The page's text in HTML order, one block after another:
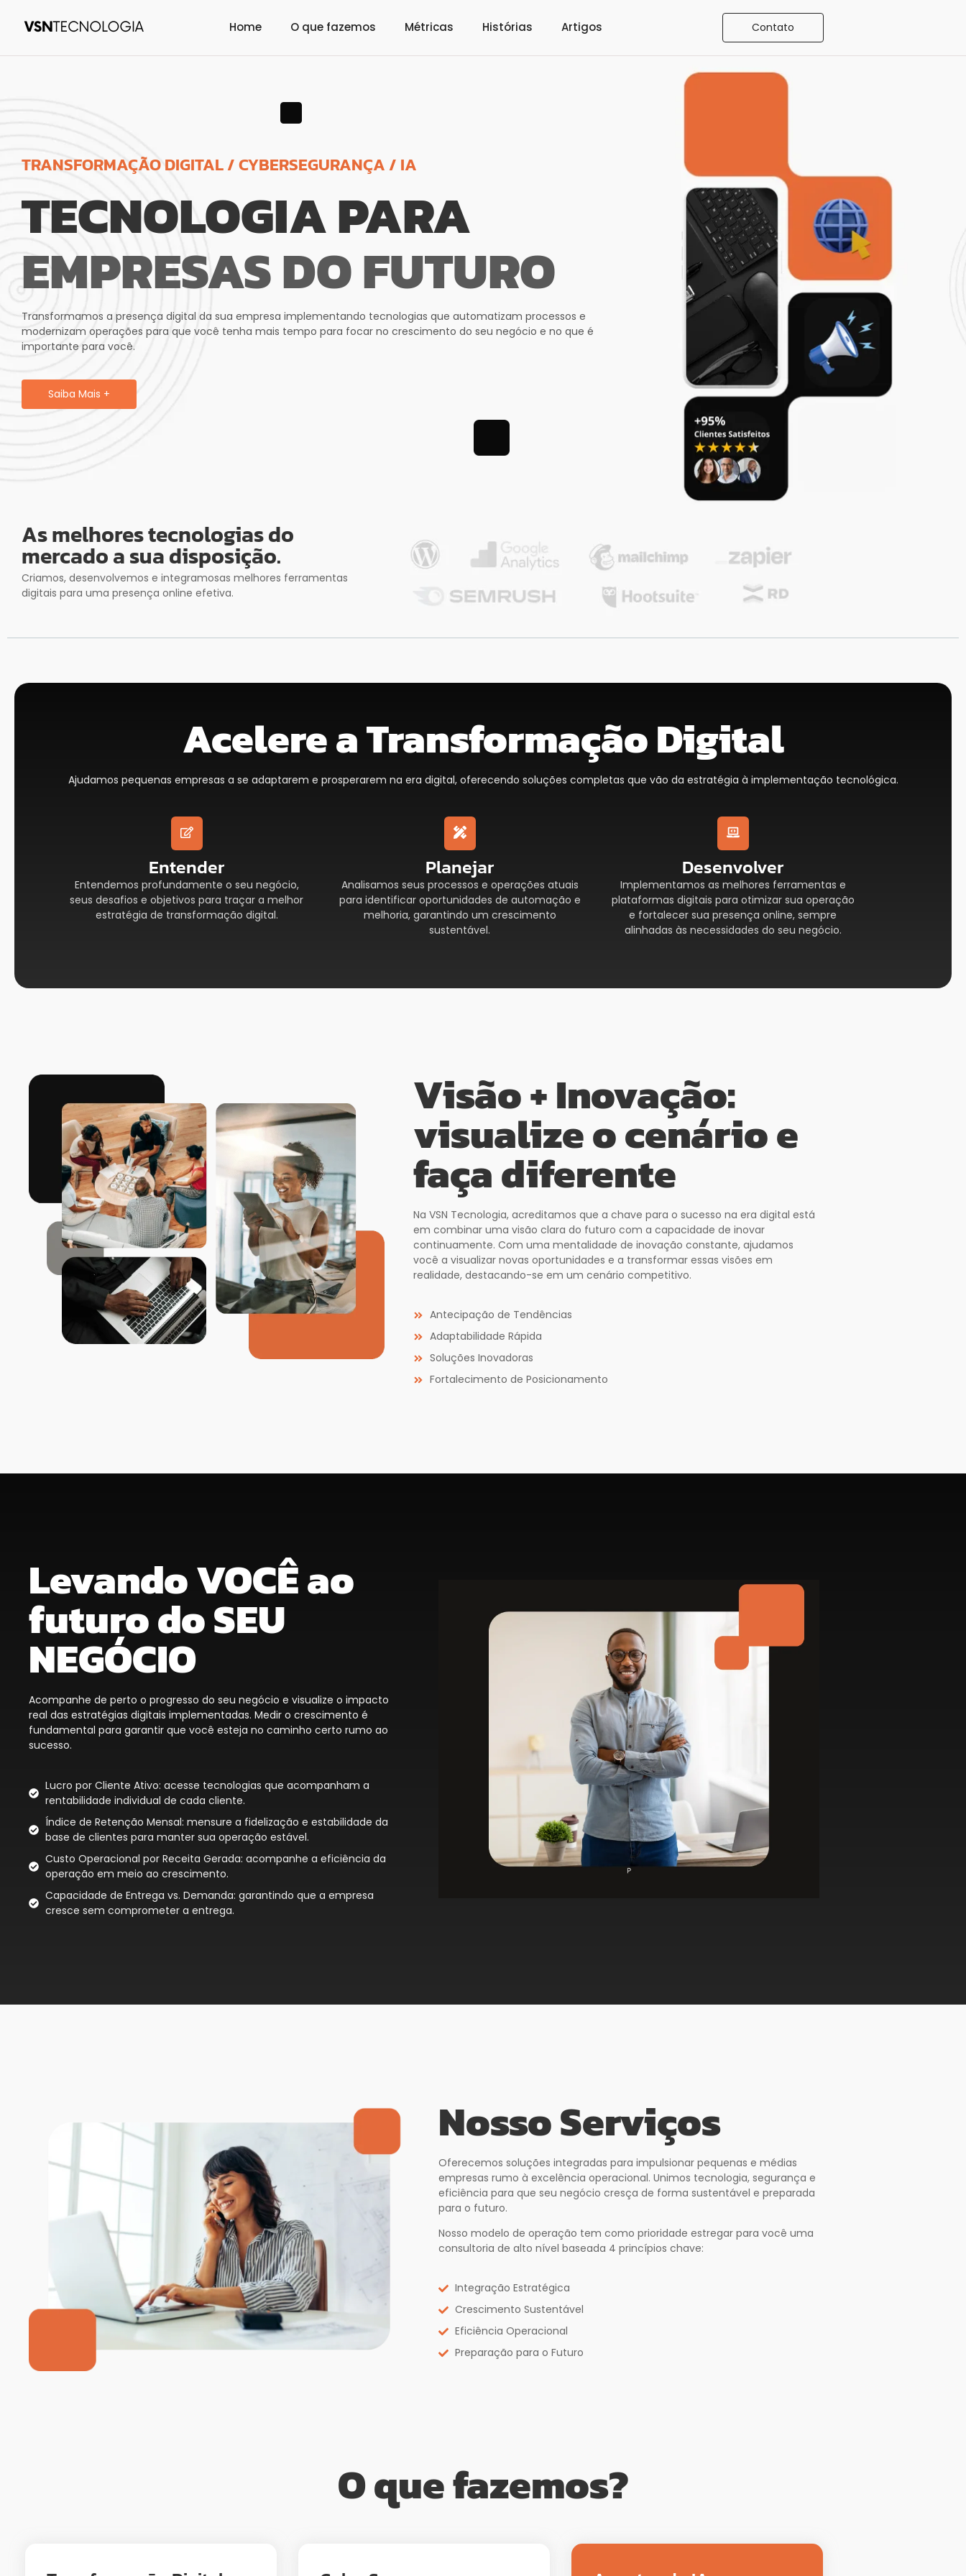
Home O que fazemos Métricas Histórias Artigos Contato
TRANSFORMAÇÃO DIGITAL / CYBERSEGURANÇA / IA
TECNOLOGIA PARA
EMPRESAS DO FUTURO
Transformamos a presença digital da sua empresa implementando tecnologias que automatizam processos e
modernizam operações para que você tenha mais tempo para focar no crescimento do seu negócio e no que é
importante para você.
Saiba Mais +
As melhores tecnologias do
mercado a sua disposição.
Criamos, desenvolvemos e integramosas melhores ferramentas
digitais para uma presença online efetiva.
Acelere a Transformação Digital
Ajudamos pequenas empresas a se adaptarem e prosperarem na era digital, oferecendo soluções completas que vão da estratégia à implementação tecnológica.
Entender
Entendemos profundamente o seu negócio,
seus desafios e objetivos para traçar a melhor
estratégia de transformação digital.
Planejar
Analisamos seus processos e operações atuais
para identificar oportunidades de automação e
melhoria, garantindo um crescimento
sustentável.
Desenvolver
Implementamos as melhores ferramentas e
plataformas digitais para otimizar sua operação
e fortalecer sua presença online, sempre
alinhadas às necessidades do seu negócio.
Visão + Inovação:
visualize o cenário e
faça diferente
Na VSN Tecnologia, acreditamos que a chave para o sucesso na era digital está
em combinar uma visão clara do futuro com a capacidade de inovar
continuamente. Com uma mentalidade de inovação constante, ajudamos
você a visualizar novas oportunidades e a transformar essas visões em
realidade, destacando-se em um cenário competitivo.
Antecipação de Tendências
Adaptabilidade Rápida
Soluções Inovadoras
Fortalecimento de Posicionamento
Levando VOCÊ ao
futuro do SEU
NEGÓCIO
Acompanhe de perto o progresso do seu negócio e visualize o impacto
real das estratégias digitais implementadas. Medir o crescimento é
fundamental para garantir que você esteja no caminho certo rumo ao
sucesso.
Lucro por Cliente Ativo: acesse tecnologias que acompanham a
rentabilidade individual de cada cliente.
Índice de Retenção Mensal: mensure a fidelização e estabilidade da
base de clientes para manter sua operação estável.
Custo Operacional por Receita Gerada: acompanhe a eficiência da
operação em meio ao crescimento.
Capacidade de Entrega vs. Demanda: garantindo que a empresa
cresce sem comprometer a entrega.
Nosso Serviços
Oferecemos soluções integradas para impulsionar pequenas e médias
empresas rumo à excelência operacional. Unimos tecnologia, segurança e
eficiência para que seu negócio cresça de forma sustentável e preparada
para o futuro.
Nosso modelo de operação tem como prioridade estregar para você uma
consultoria de alto nível baseada 4 princípios chave:
Integração Estratégica
Crescimento Sustentável
Eficiência Operacional
Preparação para o Futuro
O que fazemos?